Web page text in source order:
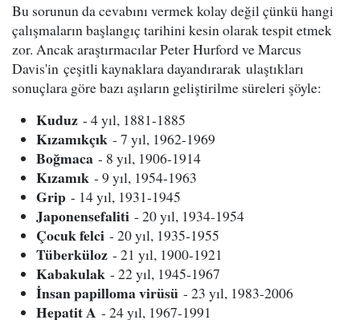
Bu sorunun da cevabını vermek kolay değil çünkü hangi
çalışmaların başlangıç tarihini kesin olarak tespit etmek
zor. Ancak araştırmacılar Peter Hurford ve Marcus
Davis'in çeşitli kaynaklara dayandırarak ulaştıkları
sonuçlara göre bazı aşıların geliştirilme süreleri şöyle:
Kuduz - 4 yıl, 1881-1885
Kızamıkçık - 7 yıl, 1962-1969
Boğmaca - 8 yıl, 1906-1914
Kızamık - 9 yıl, 1954-1963
Grip - 14 yıl, 1931-1945
Japonensefaliti - 20 yıl, 1934-1954
Çocuk felci - 20 yıl, 1935-1955
Tüberküloz - 21 yıl, 1900-1921
Kabakulak - 22 yıl, 1945-1967
İnsan papilloma virüsü - 23 yıl, 1983-2006
Hepatit A - 24 yıl, 1967-1991